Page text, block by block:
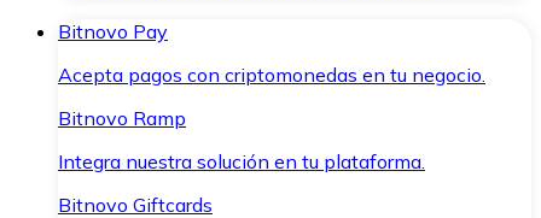
Bitnovo Pay
Acepta pagos con criptomonedas en tu negocio.
Bitnovo Ramp
Integra nuestra solución en tu plataforma.
Bitnovo Giftcards